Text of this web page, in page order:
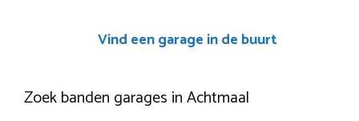
Vind een garage in de buurt
Zoek banden garages in Achtmaal